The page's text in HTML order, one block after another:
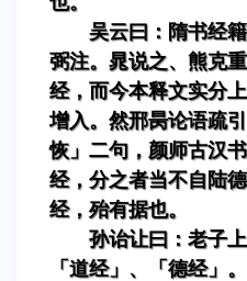
吴云曰：隋书经
弼注。晁说之、熊克
经，而今本释文实分
增入。然邢昺论语疏
恢」二句，颜师古汉
经，分之者当不自陆
经，殆有据也。
孙诒让曰：老子
「道经」、「德经」